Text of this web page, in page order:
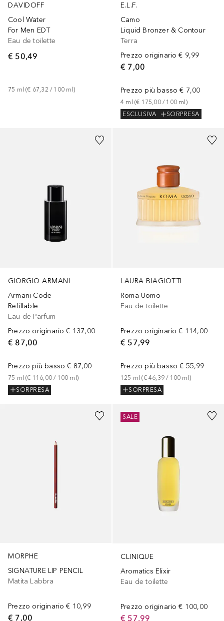
DAVIDOFF
Cool Water
For Men EDT
Eau de toilette
€ 50,49
75 ml (€ 67,32 / 100 ml )
E.L.F.
Camo
Liquid Bronzer & Contour
Terra
Prezzo originario € 9,99
€ 7,00
Prezzo più basso € 7,00
4 ml (€ 175,00 / 100 ml )
ESCLUSIVA
SORPRESA
GIORGIO ARMANI
Armani Code
Refillable
Eau de Parfum
Prezzo originario € 137,00
€ 87,00
Prezzo più basso € 87,00
75 ml (€ 116,00 / 100 ml )
SORPRESA
LAURA BIAGIOTTI
Roma Uomo
Eau de toilette
Prezzo originario € 114,00
€ 57,99
Prezzo più basso € 55,99
125 ml (€ 46,39 / 100 ml )
SORPRESA
MORPHE
SIGNATURE LIP PENCIL
Matita Labbra
Prezzo originario € 10,99
€ 7,00
+13
CLINIQUE
Aromatics Elixir
Eau de toilette
Prezzo originario € 100,00
€ 57,99
SALE